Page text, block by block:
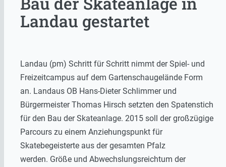
Landau gestartet
Landau (pm) Schritt für Schritt nimmt der Spiel- und
Freizeitcampus auf dem Gartenschaugelände Form
an. Landaus OB Hans-Dieter Schlimmer und
Bürgermeister Thomas Hirsch setzten den Spatenstich
für den Bau der Skateanlage. 2015 soll der großzügige
Parcours zu einem Anziehungspunkt für
Skatebegeisterte aus der gesamten Pfalz
werden. Größe und Abwechslungsreichtum der